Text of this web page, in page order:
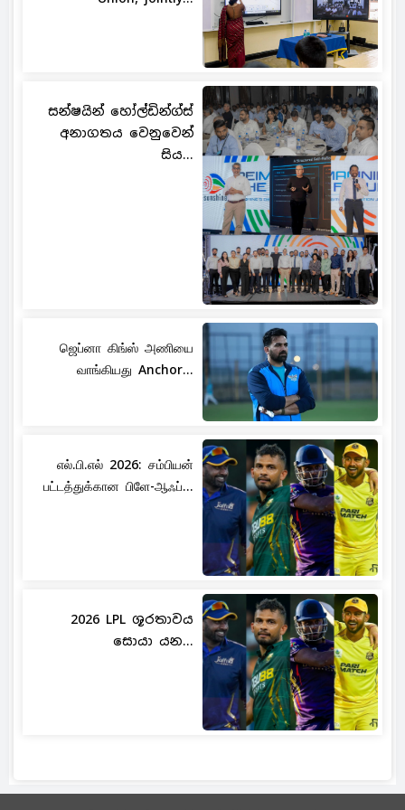
සන්ෂයින් හෝල්ඩින්ග්ස්
අනාගතය වෙනුවෙන්
සිය...
ஜெப்னா கிங்ஸ் அணியை
வாங்கியது Anchor...
எல்.பி.எல் 2026: சம்பியன்
பட்டத்துக்கான பிளே-ஆஃப்...
2026 LPL ශූරතාවය
සොයා යන...